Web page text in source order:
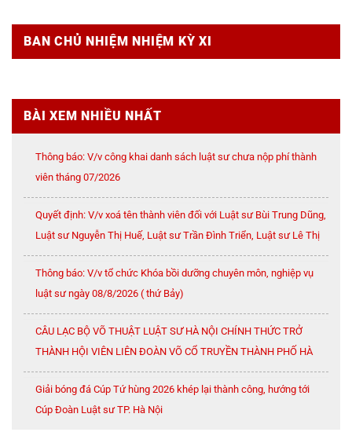
BAN CHỦ NHIỆM NHIỆM KỲ XI
BÀI XEM NHIỀU NHẤT
Thông báo: V/v công khai danh sách luật sư chưa nộp phí thành
viên tháng 07/2026
Quyết định: V/v xoá tên thành viên đối với Luật sư Bùi Trung Dũng,
Luật sư Nguyễn Thị Huế, Luật sư Trần Đình Triển, Luật sư Lê Thị
Oanh
Thông báo: V/v tổ chức Khóa bồi dưỡng chuyên môn, nghiệp vụ
luật sư ngày 08/8/2026 ( thứ Bảy)
CÂU LẠC BỘ VÕ THUẬT LUẬT SƯ HÀ NỘI CHÍNH THỨC TRỞ
THÀNH HỘI VIÊN LIÊN ĐOÀN VÕ CỔ TRUYỀN THÀNH PHỐ HÀ
NỘI
Giải bóng đá Cúp Tứ hùng 2026 khép lại thành công, hướng tới
Cúp Đoàn Luật sư TP. Hà Nội